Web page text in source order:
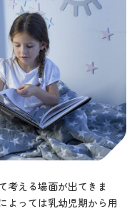
考える場面が出てきま
よっては乳幼児期から用